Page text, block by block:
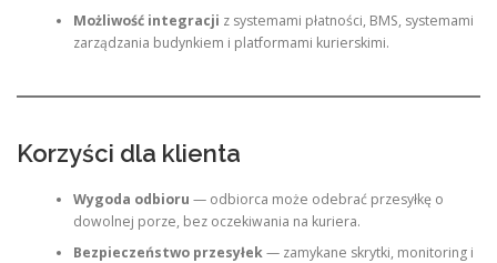
Możliwość integracji z systemami płatności, BMS, systemami
zarządzania budynkiem i platformami kurierskimi.
Korzyści dla klienta
Wygoda odbioru — odbiorca może odebrać przesyłkę o
dowolnej porze, bez oczekiwania na kuriera.
Bezpieczeństwo przesyłek— zamykane skrytki, monitoring i